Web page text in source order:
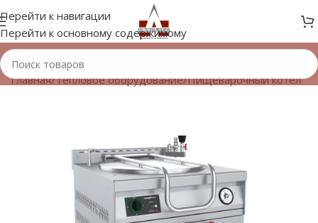
Перейти к навигации
Перейти к основному содержимому
Главная/Тепловое оборудование/Пищеварочный котел